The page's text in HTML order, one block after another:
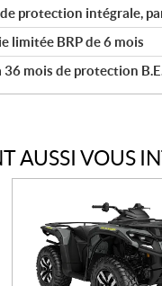
protection intégrale,
limitée BRP de 6 mois
36 mois de protection
AUSSI VOUS